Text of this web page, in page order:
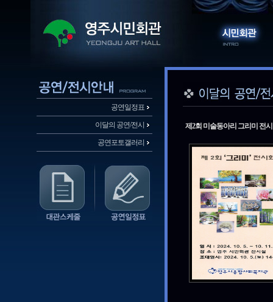
공연일정표
이달의 공연/전시
공연포토갤러리
제2회 미술동아리 그리미 전